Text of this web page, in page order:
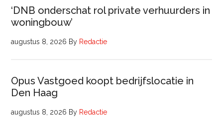
‘DNB onderschat rol private verhuurders in
woningbouw’
augustus 8, 2026 By Redactie
Opus Vastgoed koopt bedrijfslocatie in
Den Haag
augustus 8, 2026 By Redactie